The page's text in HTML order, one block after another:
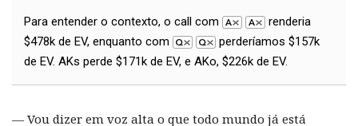
Para entender o contexto, o call com
renderia
$478k de EV, enquanto com
perderíamos $157k
de EV. AKs perde $171k de EV, e AKo, $226k de EV.
— Vou dizer em voz alta o que todo mundo já está